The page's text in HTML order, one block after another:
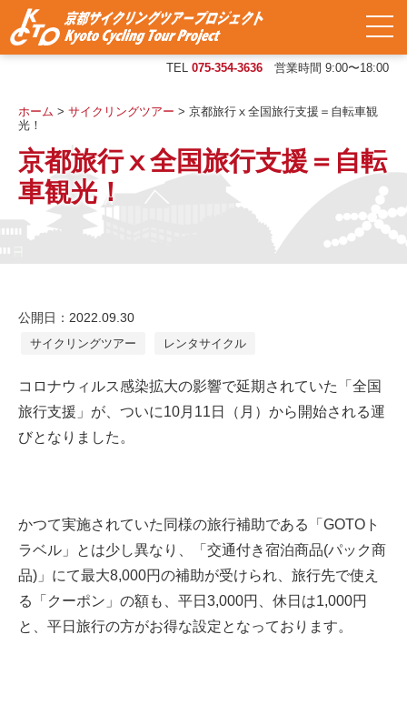
TEL 075-354-3636 営業時間 9:00〜18:00
公開日：2022.09.30
サイクリングツアー レンタサイクル
ホーム > サイクリングツアー > 京都旅行ⅹ全国旅行支援＝自転車観
光！
京都旅行ⅹ全国旅行支援＝自転
車観光！
コロナウィルス感染拡大の影響で延期されていた「全国
旅行支援」が、ついに10月 11 日（月）から開始される運
びとなりました。
かつて実施されていた同様の旅行補助である「 GOTO ト
ラベル」とは少し異なり、「交通付き宿泊商品(パック商
品) 」にて最大8,000円の補助が受けられ、旅行先で使え
る「クーポン」の額も、平日 3,000円 、休日は1,000円
と、平日旅行の方がお得な設定となっております。